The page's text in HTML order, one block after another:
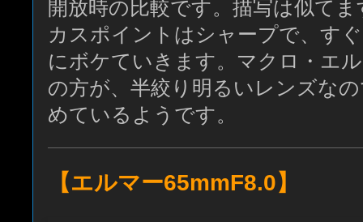
開放時の比較です。描写は似て
カスポイントはシャープで、す
にボケていきます。マクロ・エ
の方が、半絞り明るいレンズな
めているようです。
【エルマー65mmF8.0】